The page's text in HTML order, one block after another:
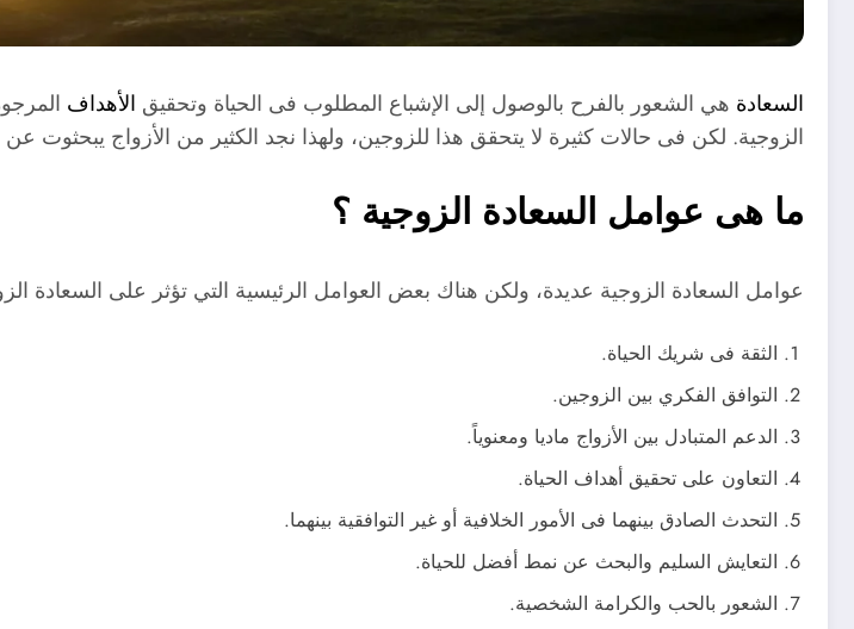
السعادة هي الشعور بالفرح بالوصول إلى الإشباع المطلوب فى الحياة وتحقيق الأهداف
الزوجية. لكن فى حالات كثيرة لا يتحقق هذا للزوجين، ولهذا نجد الكثير من الأزواج يبحثوت
ما هى عوامل السعادة الزوجية ؟
عوامل السعادة الزوجية عديدة، ولكن هناك بعض العوامل الرئيسية التي تؤثر على السعادة
الثقة فى شريك الحياة.
التوافق الفكري بين الزوجين.
الدعم المتبادل بين الأزواج ماديا ومعنوياً.
التعاون على تحقيق أهداف الحياة.
التحدث الصادق بينهما فى الأمور الخلافية أو غير التوافقية بينهما.
التعايش السليم والبحث عن نمط أفضل للحياة.
الشعور بالحب والكرامة الشخصية.